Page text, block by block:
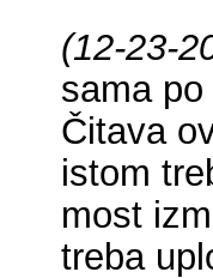
(12-23-
sama
Čitava
istom
most
treba